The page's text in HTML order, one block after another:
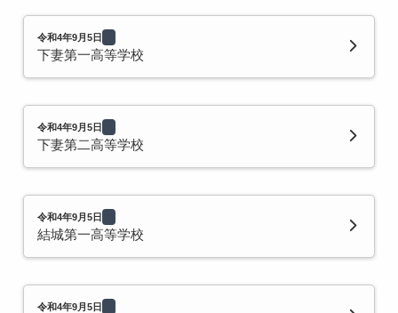
令和4年9月5日
下妻第一高等学校
令和4年9月5日
下妻第二高等学校
令和4年9月5日
結城第一高等学校
令和4年9月5日